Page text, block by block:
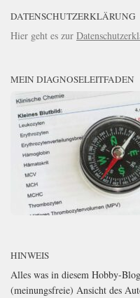
DATENSCHUTZERKLÄRUNG
Hier geht es zur
MEIN DIAGNOSELEITFADEN
HINWEIS
Alles was in diesem Hobby-
(meinungsfreie) Ansicht des